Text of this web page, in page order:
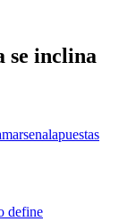
se inclina
arsenalapuestas
define